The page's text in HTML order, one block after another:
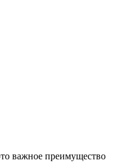
важное преимущество